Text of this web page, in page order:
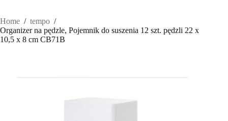
Home / tempo /
Organizer na pędzle, Pojemnik do suszenia 12 szt. pędzli 22 x
10,5 x 8 cm CB71B